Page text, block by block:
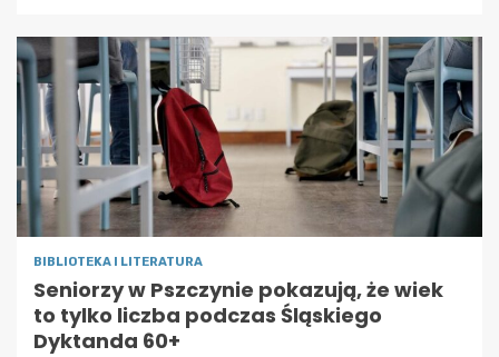
BIBLIOTEKA I LITERATURA
Seniorzy w Pszczynie pokazują, że wiek
to tylko liczba podczas Śląskiego
Dyktanda 60+